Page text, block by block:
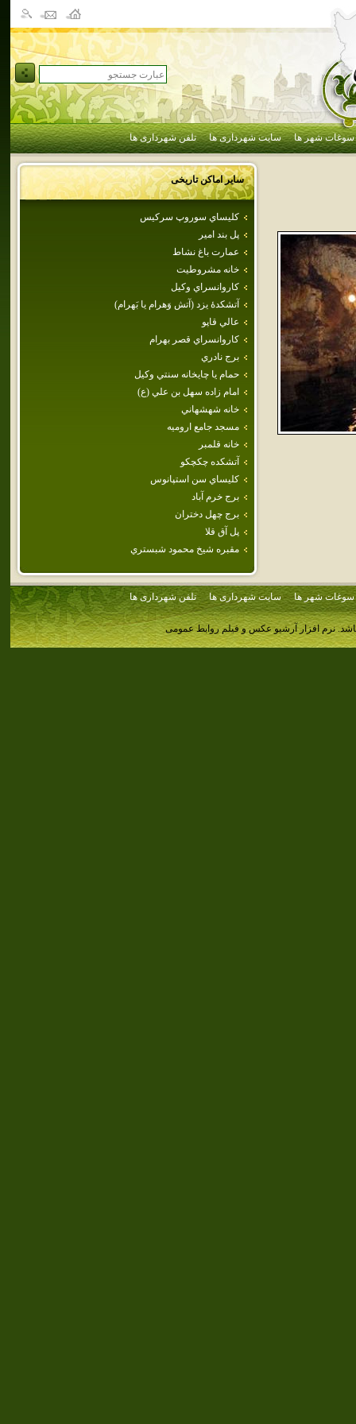
سوغات شهر ها سایت شهرداری ها تلفن شهرداری ها
سایر اماکن تاریخی
كليساي سوروپ سركيس
پل بند امير
عمارت باغ نشاط
خانه مشروطيت
كاروانسراي‌ وكيل‌
آتشكدهٔ يزد (آتش وَهرام يا بَهرام)
عالي قاپو
كاروانسراي قصر بهرام
برج نادري
حمام‌ يا چايخانه‌ سنتي‌ وكيل‌
امام‌ زاده‌ سهل‌ بن‌ علي‌ (ع‌)
خانه شهشهاني
مسجد جامع اروميه
خانه قلمبر
آتشكده چكچكو
كليساي سن استپانوس
برج خرم آباد
برج‌ چهل‌ دختران‌
پل آق قلا
مقبره شيخ محمود شبستري
سوغات شهر ها سایت شهرداری ها تلفن شهرداری ها
نرم افزار آرشیو عکس و فیلم روابط عمومی